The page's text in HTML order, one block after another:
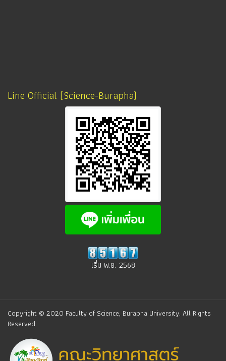
Line Official (Science-Burapha)
เริ่ม พ.ย. 2568
Copyright © 2020 Faculty of Science, Burapha University. All Rights
Reserved.